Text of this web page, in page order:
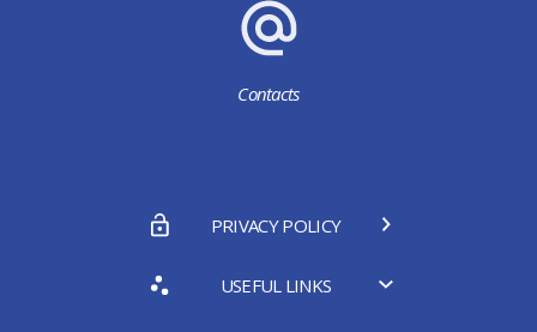
Contacts
PRIVACY POLICY
USEFUL LINKS